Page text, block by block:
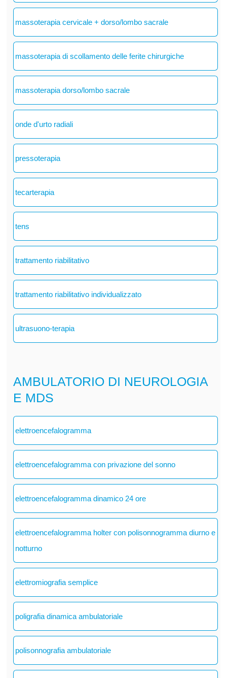
massoterapia cervicale + dorso/lombo sacrale
massoterapia di scollamento delle ferite chirurgiche
massoterapia dorso/lombo sacrale
onde d'urto radiali
pressoterapia
tecarterapia
tens
trattamento riabilitativo
trattamento riabilitativo individualizzato
ultrasuono-terapia
AMBULATORIO DI NEUROLOGIA
E MDS
elettroencefalogramma
elettroencefalogramma con privazione del sonno
elettroencefalogramma dinamico 24 ore
elettroencefalogramma holter con polisonnogramma diurno e
notturno
elettromiografia semplice
poligrafia dinamica ambulatoriale
polisonnografia ambulatoriale